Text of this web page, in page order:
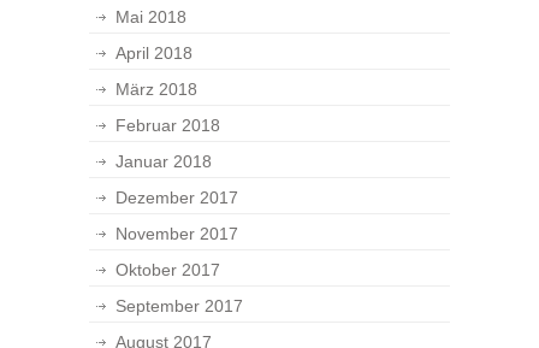
Mai 2018
April 2018
März 2018
Februar 2018
Januar 2018
Dezember 2017
November 2017
Oktober 2017
September 2017
August 2017